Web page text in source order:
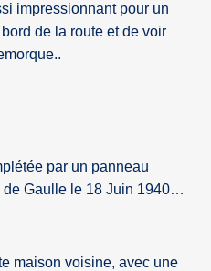
impressionnant pour un
de la route et de voir
par un panneau
de Gaulle le 18 Juin 1940…
maison voisine, avec une